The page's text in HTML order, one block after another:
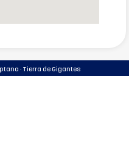
· Tierra de Gigantes